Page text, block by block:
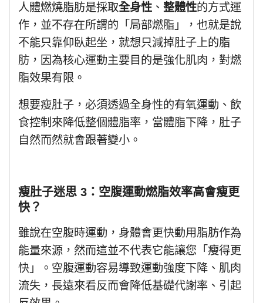
人體燃燒脂肪是採取全身性 、 整體性的方式運
作，並不存在所謂的「局部燃脂」，也就是說
不能只靠仰臥起坐，就想只減掉肚子上的脂
肪，因為核心運動主要目的是強化肌肉，對燃
脂效果有限。
想要瘦肚子，必須透過全身性的有氧運動、飲
食控制來降低整個體脂率，當體脂下降，肚子
自然而然就會跟著變小。
瘦肚子迷思 3：空腹運動燃脂效率高會瘦更
快？
雖說在空腹時運動，身體會更快動用脂肪作為
能量來源，然而這並不代表它能讓您「瘦得更
快」。空腹運動容易導致運動強度下降、肌肉
流失，長遠來看反而會降低基礎代謝率、引起